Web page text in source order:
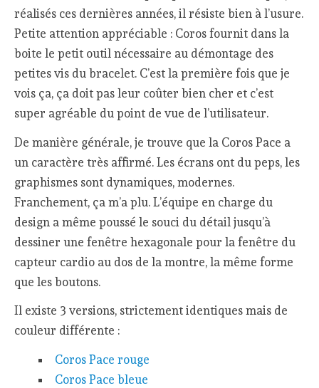
réalisés ces dernières années, il résiste bien à l’usure.
Petite attention appréciable : Coros fournit dans la
boite le petit outil nécessaire au démontage des
petites vis du bracelet. C’est la première fois que je
vois ça, ça doit pas leur coûter bien cher et c’est
super agréable du point de vue de l’utilisateur.
De manière générale, je trouve que la Coros Pace a
un caractère très affirmé. Les écrans ont du peps, les
graphismes sont dynamiques, modernes.
Franchement, ça m’a plu. L’équipe en charge du
design a même poussé le souci du détail jusqu’à
dessiner une fenêtre hexagonale pour la fenêtre du
capteur cardio au dos de la montre, la même forme
que les boutons.
Il existe 3 versions, strictement identiques mais de
couleur différente :
Coros Pace rouge
Coros Pace bleue